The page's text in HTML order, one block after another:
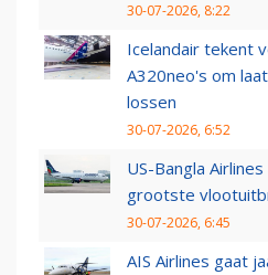
30-07-2026, 8:22
Icelandair tekent
A320neo's om
lossen
30-07-2026, 6:52
US-Bangla
grootste
30-07-2026, 6:45
AIS Airlines gaat